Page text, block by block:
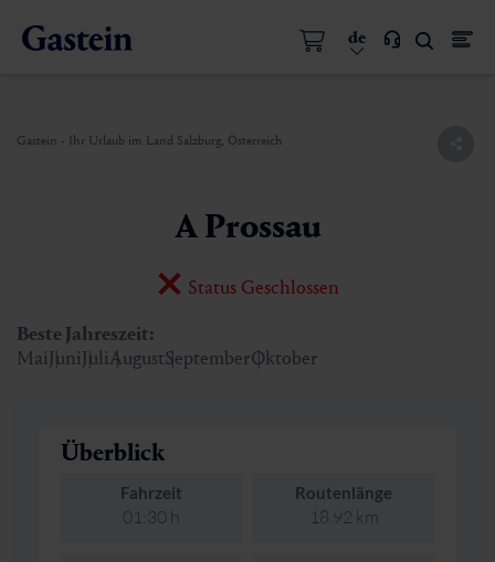
de
Gastein - Ihr Urlaub im Land Salzburg, Österreich
A Prossau
Status Geschlossen
Beste Jahreszeit:
MaiJuniJuliAugustSeptemberOktober
Überblick
Fahrzeit
01:30 h
Routenlänge
18.92 km